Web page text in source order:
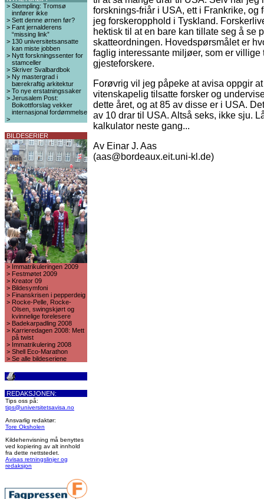
> Stempling: Tromsø
innfører ikke
> Sett denne ørnen før?
> Fant jernalderens
“missing link”
> 130 universitetsansatte
kan miste jobben
> Nytt forskningssenter for
stamceller
> Skriver Svalbardbok
> Ny mastergrad i
bærekraftig arkitektur
> To nye erstatningssaker
> Jerusalem Post:
Boikottforslag vekker
internasjonal fordømmelse
>
BILDESERIER
> Immatrikuleringen 2009
> Festmøtet 2009
> Kreator 09
> Bildesymfoni
> Finanskrisen i pepperdeig
> Rocke-Pelle, Rocke-
Olsen, swingskjørt og
kvinnelige forelesere
> Badekarpadling 2008
> Karrieredagen 2008: Mett
på twist
> Immatrikulering 2008
> Shell Eco-Marathon
> Se alle bildeseriene
REDAKSJONEN:
Tips oss på:
tips@universitetsavisa.no
Ansvarlig redaktør:
Tore Oksholen
Kildehenvisning må benyttes
ved kopiering av alt innhold
fra dette nettstedet.
Avisas retningslinjer og
redaksjon
forsknings-friår i USA, ett i Frankrike, og
jeg forskeropphold i Tyskland.
hektisk til at en bare kan tillate seg å se
skatteordningen. Hovedspørsmålet er
faglig interessante miljøer, som er villige
gjesteforskere.
Forøvrig vil jeg påpeke at avisa oppgir
vitenskapelig tilsatte forsker og
dette året, og at 85 av disse er i USA.
av 10 drar til USA. Altså seks, ikke sju.
kalkulator neste gang...
Av Einar J. Aas
(aas@bordeaux.eit.uni-kl.de)